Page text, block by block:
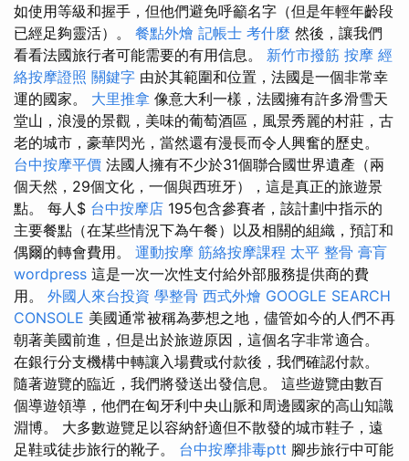
如使用等級和握手，但他們避免呼籲名字（但是年輕年齡段
已經足夠靈活）。 餐點外燴 記帳士 考什麼 然後，讓我們
看看法國旅行者可能需要的有用信息。 新竹市撥筋 按摩 經
絡按摩證照 關鍵字 由於其範圍和位置，法國是一個非常幸
運的國家。 大里推拿 像意大利一樣，法國擁有許多滑雪天
堂山，浪漫的景觀，美味的葡萄酒區，風景秀麗的村莊，古
老的城市，豪華閃光，當然還有漫長而令人興奮的歷史。
台中按摩平價 法國人擁有不少於31個聯合國世界遺產（兩
個天然，29個文化，一個與西班牙），這是真正的旅遊景
點。 每人$ 台中按摩店 195包含參賽者，該計劃中指示的
主要餐點（在某些情況下為午餐）以及相關的組織，預訂和
偶爾的轉會費用。 運動按摩 筋絡按摩課程 太平 整骨 膏肓
wordpress 這是一次一次性支付給外部服務提供商的費
用。 外國人來台投資 學整骨 西式外燴 GOOGLE SEARCH
CONSOLE 美國通常被稱為夢想之地，儘管如今的人們不再
朝著美國前進，但是出於旅遊原因，這個名字非常適合。
在銀行分支機構中轉讓入場費或付款後，我們確認付款。
隨著遊覽的臨近，我們將發送出發信息。 這些遊覽由數百
個導遊領導，他們在匈牙利中央山脈和周邊國家的高山知識
淵博。 大多數遊覽足以容納舒適但不散發的城市鞋子，遠
足鞋或徒步旅行的靴子。 台中按摩排毒ptt 腳步旅行中可能